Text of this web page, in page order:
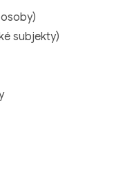
subjekty)